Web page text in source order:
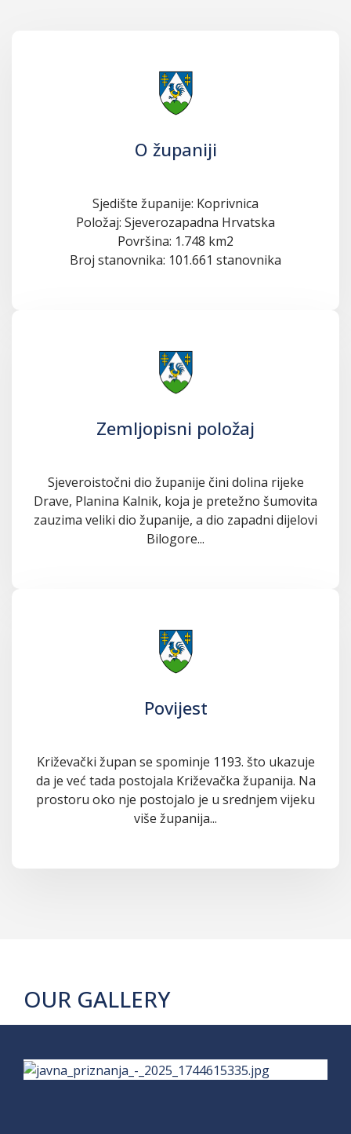
O županiji
Sjedište županije: Koprivnica
Položaj: Sjeverozapadna Hrvatska
Površina: 1.748 km2
Broj stanovnika: 101.661 stanovnika
Zemljopisni položaj
Sjeveroistočni dio županije čini dolina rijeke
Drave, Planina Kalnik, koja je pretežno šumovita
zauzima veliki dio županije, a dio zapadni dijelovi
Bilogore...
Povijest
Križevački župan se spominje 1193. što ukazuje
da je već tada postojala Križevačka županija. Na
prostoru oko nje postojalo je u srednjem vijeku
više županija...
OUR GALLERY